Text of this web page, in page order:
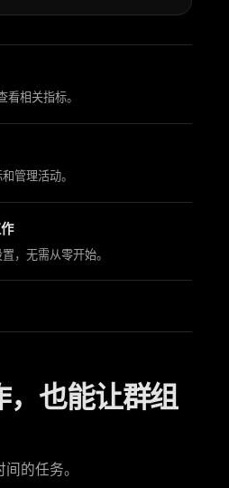
相关指标。
管理活动。
，无需从零开始。
，也能让群组
的任务。